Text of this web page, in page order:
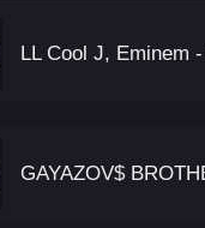
LL Cool J, Eminem
GAYAZOV$